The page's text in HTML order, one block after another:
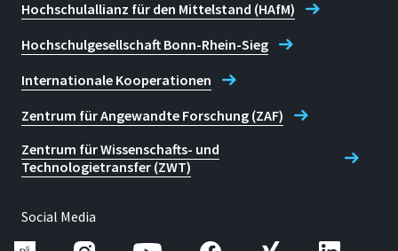
Hochschulallianz für den Mittelstand (HAfM)
Hochschulgesellschaft Bonn-Rhein-Sieg
Internationale Kooperationen
Zentrum für Angewandte Forschung (ZAF)
Zentrum für Wissenschafts- und
Technologietransfer (ZWT)
Social Media